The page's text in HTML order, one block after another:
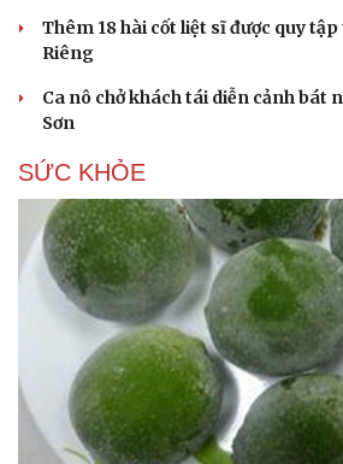
Văn hóa
Sân khấu - Điện ảnh
Giải trí
Nghệ
Thêm 18 hài cốt liệt sĩ được quy
Riêng
Ca nô chở khách tái diễn cảnh bát
Sơn
SỨC KHỎE